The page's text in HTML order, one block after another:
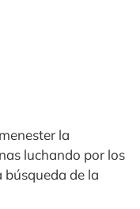
la
luchando por los
búsqueda de la